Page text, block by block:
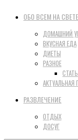
ОБО ВСЕМ НА СВЕТЕ
ДОМАШНИЙ
ВКУСНАЯ ЕДА
ДИЕТЫ
РАЗНОЕ
АКТУАЛЬНАЯ
РАЗВЛЕЧЕНИЕ
ОТДЫХ
ДОСУГ